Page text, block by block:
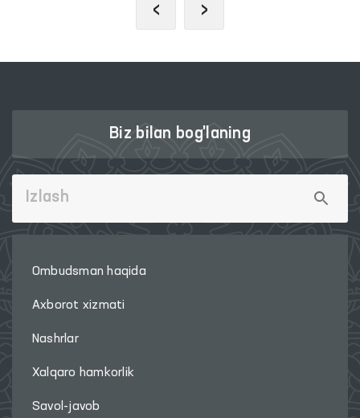
‹ ›
Biz bilan bog'laning
Ombudsman haqida
Axborot xizmati
Nashrlar
Xalqaro hamkorlik
Savol-javob